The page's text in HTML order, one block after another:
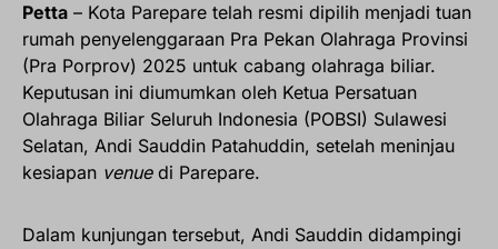
Petta – Kota Parepare telah resmi dipilih menjadi tuan
rumah penyelenggaraan Pra Pekan Olahraga Provinsi
(Pra Porprov) 2025 untuk cabang olahraga biliar.
Keputusan ini diumumkan oleh Ketua Persatuan
Olahraga Biliar Seluruh Indonesia (POBSI) Sulawesi
Selatan, Andi Sauddin Patahuddin, setelah meninjau
kesiapan venuedi Parepare.
Dalam kunjungan tersebut, Andi Sauddin didampingi